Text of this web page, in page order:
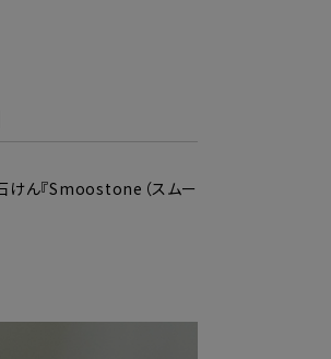
けん『Smoostone（スムー